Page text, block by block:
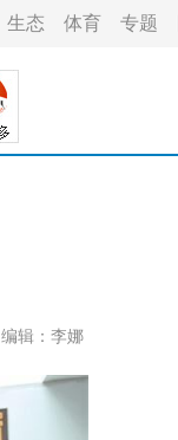
生态 体育 专题
编辑：李娜